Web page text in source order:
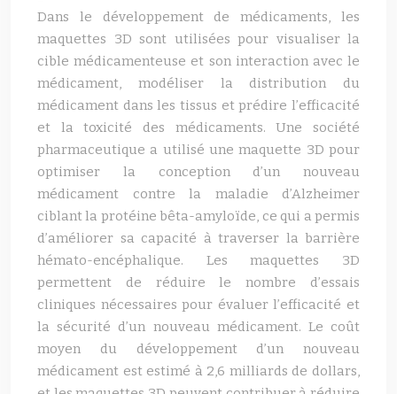
Dans le développement de médicaments, les
maquettes 3D sont utilisées pour visualiser la
cible médicamenteuse et son interaction avec le
médicament, modéliser la distribution du
médicament dans les tissus et prédire l’efficacité
et la toxicité des médicaments. Une société
pharmaceutique a utilisé une maquette 3D pour
optimiser la conception d’un nouveau
médicament contre la maladie d’Alzheimer
ciblant la protéine bêta-amyloïde, ce qui a permis
d’améliorer sa capacité à traverser la barrière
hémato-encéphalique. Les maquettes 3D
permettent de réduire le nombre d’essais
cliniques nécessaires pour évaluer l’efficacité et
la sécurité d’un nouveau médicament. Le coût
moyen du développement d’un nouveau
médicament est estimé à 2,6 milliards de dollars,